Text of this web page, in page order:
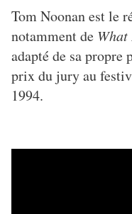
Tom Noonan est le
notamment de What
adapté de sa propre
prix du jury au
1994.